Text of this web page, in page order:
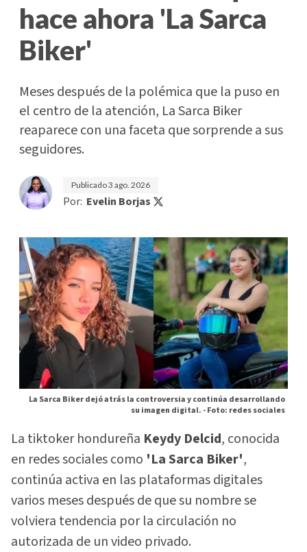
hace ahora 'La Sarca
Biker'
Meses después de la polémica que la puso en
el centro de la atención, La Sarca Biker
reaparece con una faceta que sorprende a sus
seguidores.
Publicado3 ago. 2026
Por: Evelin Borjas
La Sarca Biker dejó atrás la controversia y continúa desarrollando
su imagen digital. -Foto: redes sociales
La tiktoker hondureña Keydy Delcid, conocida
en redes sociales como 'La Sarca Biker',
continúa activa en las plataformas digitales
varios meses después de que su nombre se
volviera tendencia por la circulación no
autorizada de un video privado.